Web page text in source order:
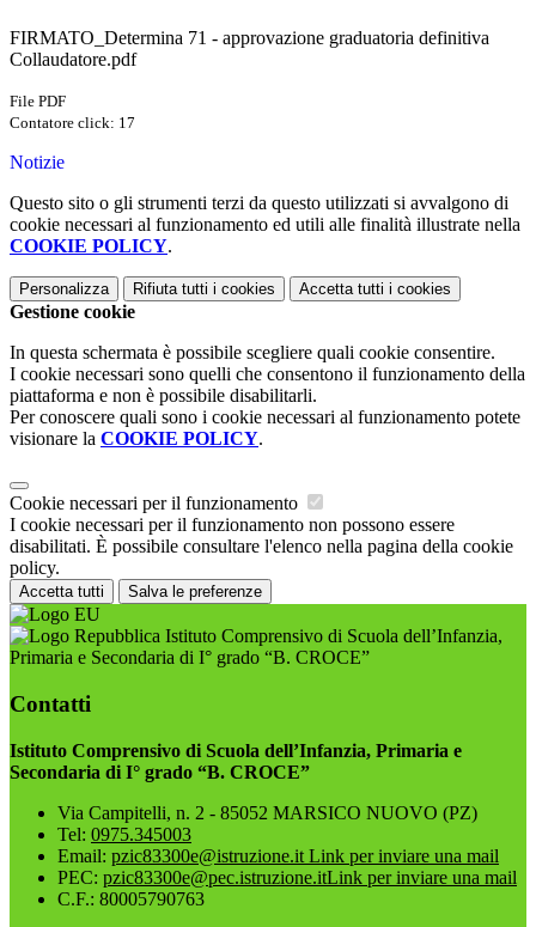
FIRMATO_Determina 71 - approvazione graduatoria definitiva
Collaudatore.pdf
File PDF
Contatore click: 17
Notizie
Questo sito o gli strumenti terzi da questo utilizzati si avvalgono di
cookie necessari al funzionamento ed utili alle finalità illustrate nella
COOKIE POLICY.
Personalizza Rifiuta tutti i cookies Accetta tutti i cookies
Gestione cookie
In questa schermata è possibile scegliere quali cookie consentire.
I cookie necessari sono quelli che consentono il funzionamento della
piattaforma e non è possibile disabilitarli.
Per conoscere quali sono i cookie necessari al funzionamento potete
visionare la COOKIE POLICY.
Cookie necessari per il funzionamento
I cookie necessari per il funzionamento non possono essere
disabilitati. È possibile consultare l'elenco nella pagina della cookie
policy.
Accetta tutti Salva le preferenze
Istituto Comprensivo di Scuola dell’Infanzia,
Primaria e Secondaria di I° grado “B. CROCE”
Contatti
Istituto Comprensivo di Scuola dell’Infanzia, Primaria e
Secondaria di I° grado “B. CROCE”
Via Campitelli, n. 2 - 85052 MARSICO NUOVO (PZ)
Tel: 0975.345003
Email: pzic83300e@istruzione.it Link per inviare una mail
PEC: pzic83300e@pec.istruzione.itLink per inviare una mail
C.F.: 80005790763